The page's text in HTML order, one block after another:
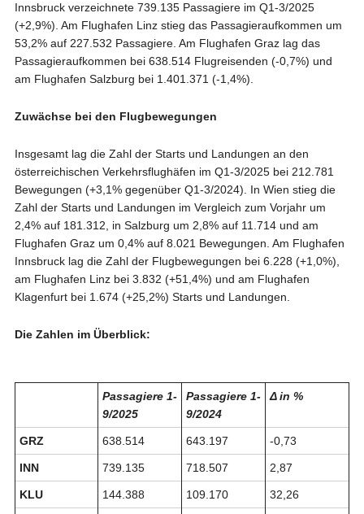
Innsbruck verzeichnete 739.135 Passagiere im Q1-3/2025
(+2,9%). Am Flughafen Linz stieg das Passagieraufkommen um
53,2% auf 227.532 Passagiere. Am Flughafen Graz lag das
Passagieraufkommen bei 638.514 Flugreisenden (-0,7%) und
am Flughafen Salzburg bei 1.401.371 (-1,4%).
Zuwächse bei den Flugbewegungen
Insgesamt lag die Zahl der Starts und Landungen an den
österreichischen Verkehrsflughäfen im Q1-3/2025 bei 212.781
Bewegungen (+3,1% gegenüber Q1-3/2024). In Wien stieg die
Zahl der Starts und Landungen im Vergleich zum Vorjahr um
2,4% auf 181.312, in Salzburg um 2,8% auf 11.714 und am
Flughafen Graz um 0,4% auf 8.021 Bewegungen. Am Flughafen
Innsbruck lag die Zahl der Flugbewegungen bei 6.228 (+1,0%),
am Flughafen Linz bei 3.832 (+51,4%) und am Flughafen
Klagenfurt bei 1.674 (+25,2%) Starts und Landungen.
Die Zahlen im Überblick:
Passagiere 1-
9/2025
Passagiere 1-
9/2024
Δ in %
GRZ 638.514 643.197 -0,73
INN 739.135 718.507 2,87
KLU 144.388 109.170 32,26